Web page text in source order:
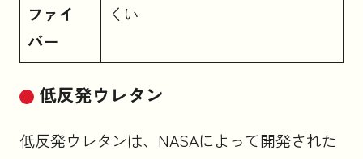
ファイ
バー
くい
低反発ウレタン
低反発ウレタンは、NASAによって開発された